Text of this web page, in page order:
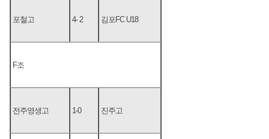
포철고 4- 2 김포FC U18
F조
전주영생고 1-0 진주고